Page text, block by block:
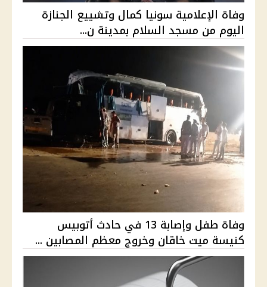
وفاة الإعلامية سونيا كمال وتشييع الجنازة
اليوم من مسجد السلام بمدينة ن...
وفاة طفل وإصابة 13 في حادث أتوبيس
كنيسة ميت خاقان وخروج معظم المصابين ...